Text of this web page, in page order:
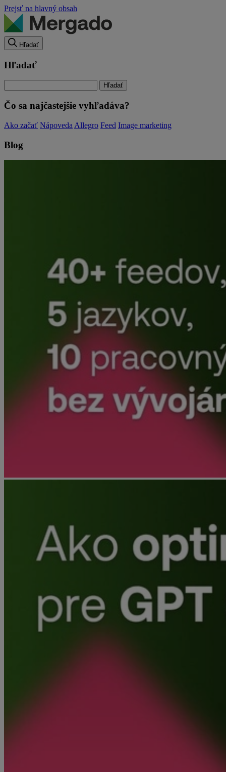
Prejsť na hlavný obsah
Hľadať
Hľadať
Čo sa najčastejšie vyhľadáva?
Ako začať Nápoveda Allegro Feed Image marketing
Blog